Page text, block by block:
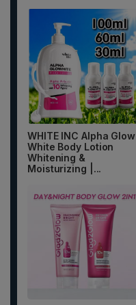
WHITE INC Alpha Glow
White Body Lotion
Whitening &
Moisturizing |...